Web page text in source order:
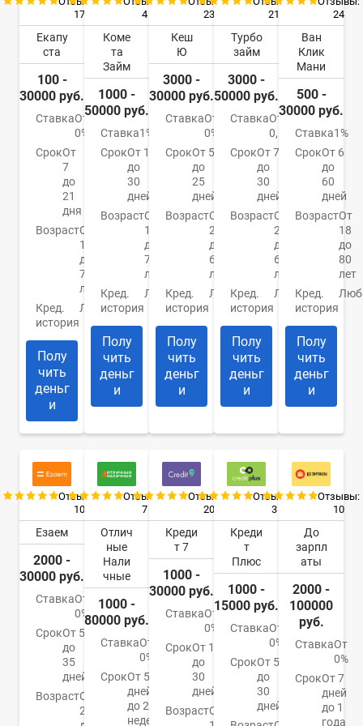
17
Екапу
ста
100 -
30000 руб.
СтавкаОт
0%
СрокОт
7
до
21
дня
ВозрастОт
18
до
70
лет
Кред.
история
Любая
Полу
чить
деньг
и
4
Коме
та
Займ
1000 -
50000 руб.
Ставка1%
СрокОт 1
до
30
дней
ВозрастОт
18
до
70
лет
Кред.
история
Любая
Полу
чить
деньг
и
23
Кеш
Ю
3000 -
30000 руб.
СтавкаОт
0%
СрокОт 5
до
25
дней
ВозрастОт
21
до
65
лет
Кред.
история
Любая
Полу
чить
деньг
и
21
Турбо
займ
3000 -
50000 руб.
СтавкаОт
0,5%
СрокОт 7
до
30
дней
ВозрастОт
21
до
65
лет
Кред.
история
Любая
Полу
чить
деньг
и
24
Ван
Клик
Мани
500 -
30000 руб.
Ставка1%
СрокОт 6
до
60
дней
ВозрастОт
18
до
80
лет
Кред.
история
Полу
чить
деньг
и
Отзывы:
10
Езаем
2000 -
30000 руб.
СтавкаОт
0%
СрокОт 5
до
35
дней
ВозрастОт
20
Отзывы:
7
Отлич
ные
Нали
чные
1000 -
80000 руб.
СтавкаОт
0%
СрокОт 5
дней
до 24
недель
Отзывы:
20
Креди
т 7
1000 -
30000 руб.
СтавкаОт
0%
СрокОт 1
до
30
дней
ВозрастОт
Отзывы:
3
Креди
т
Плюс
1000 -
15000 руб.
СтавкаОт
0%
СрокОт 5
до
30
дней
Отзывы:
10
До
зарпл
аты
2000 -
100000
руб.
СтавкаОт
0%
СрокОт 7
дней
до 1
года